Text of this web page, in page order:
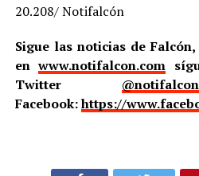
20.208/ Notifalcón
Sigue las noticias de
enwww.notifalcon.com
Twitter @notifalcon
Facebook:https://